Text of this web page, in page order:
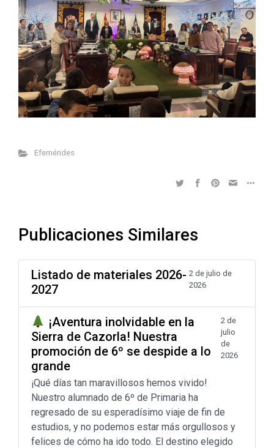
Efemérides
Publicaciones Similares
Listado de materiales 2026-
2027
2 de julio de
2026
¡Aventura inolvidable en la
Sierra de Cazorla! Nuestra
promoción de 6º se despide a lo
grande
2 de
julio
de
2026
¡Qué días tan maravillosos hemos vivido!
Nuestro alumnado de 6º de Primaria ha
regresado de su esperadísimo viaje de fin de
estudios, y no podemos estar más orgullosos y
felices de cómo ha ido todo. El destino elegido